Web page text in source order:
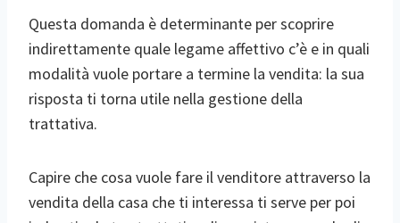
Questa domanda è determinante per scoprire
indirettamente quale legame affettivo c’è e in quali
modalità vuole portare a termine la vendita: la sua
risposta ti torna utile nella gestione della
trattativa.
Capire che cosa vuole fare il venditore attraverso la
vendita della casa che ti interessa ti serve per poi